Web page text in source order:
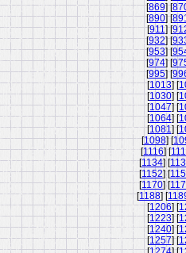
[869] [
[890] [
[911] [
[932] [
[953] [
[974] [
[995] [
[1013] [
[1030] [
[1047] [
[1064] [
[1081] [
[1098] [
[1116] [
[1134] [
[1152] [
[1170] [
[1188] [
[1206] [
[1223] [
[1240] [
[1257] [